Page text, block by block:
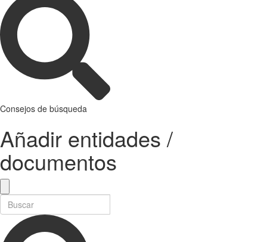
Consejos de búsqueda
Añadir entidades /
documentos